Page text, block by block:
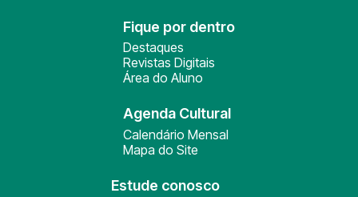
Fique por dentro
Destaques
Revistas Digitais
Área do Aluno
Agenda Cultural
Calendário Mensal
Mapa do Site
Estude conosco